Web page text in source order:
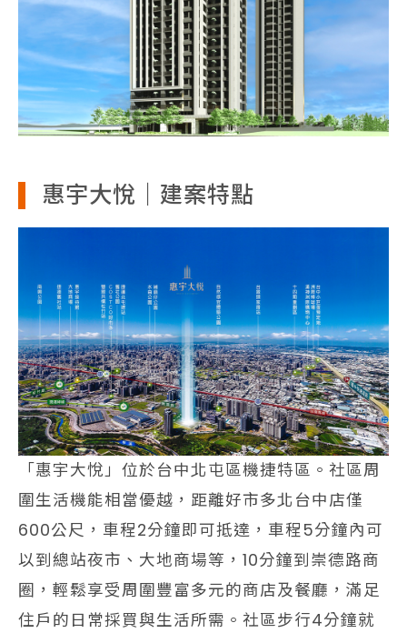
惠宇大悅｜建案特點
「惠宇大悅」位於台中北屯區機捷特區。社區周
圍生活機能相當優越，距離好市多北台中店僅
600公尺，車程2分鐘即可抵達，車程5分鐘內可
以到總站夜市、大地商場等，10分鐘到崇德路商
圈，輕鬆享受周圍豐富多元的商店及餐廳，滿足
住戶的日常採買與生活所需。社區步行4分鐘就